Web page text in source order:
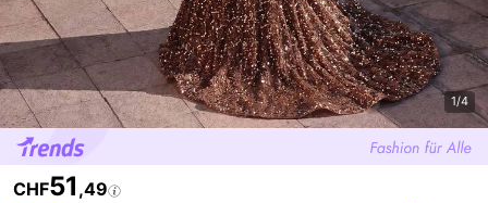
1/4
CHF51 ,49